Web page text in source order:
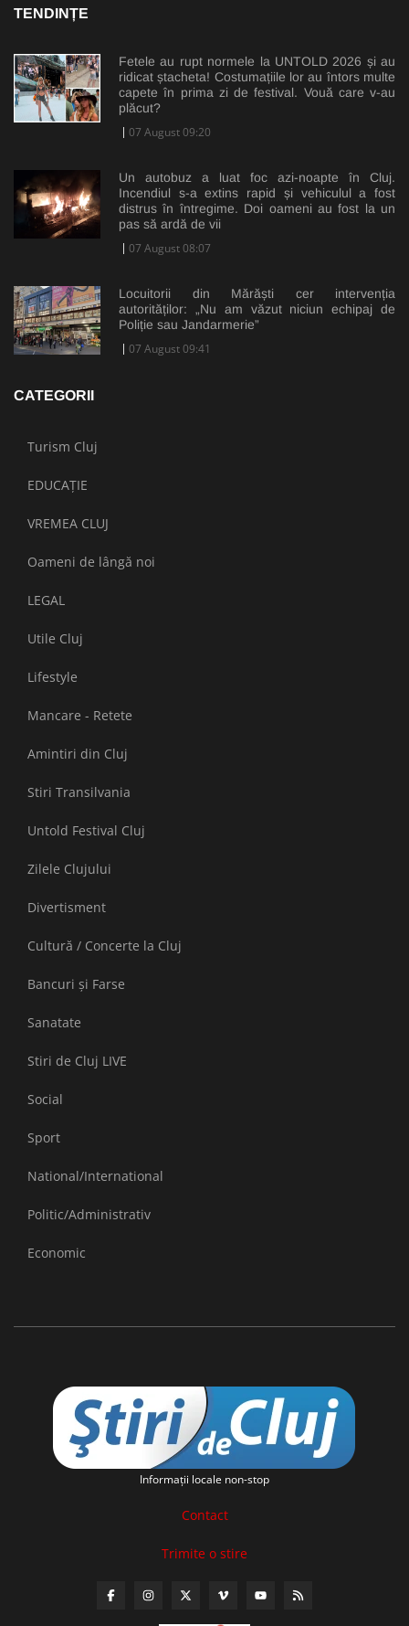
TENDINȚE
Fetele au rupt normele la UNTOLD 2026 și au
ridicat ștacheta! Costumațiile lor au întors multe
capete în prima zi de festival. Vouă care v-au
plăcut?
07 August 09:20
Un autobuz a luat foc azi-noapte în Cluj.
Incendiul s-a extins rapid și vehiculul a fost
distrus în întregime. Doi oameni au fost la un
pas să ardă de vii
07 August 08:07
Locuitorii din Mărăști cer intervenția
autorităților: „Nu am văzut niciun echipaj de
Poliție sau Jandarmerie”
07 August 09:41
CATEGORII
Turism Cluj
EDUCAȚIE
VREMEA CLUJ
Oameni de lângă noi
LEGAL
Utile Cluj
Lifestyle
Mancare - Retete
Amintiri din Cluj
Stiri Transilvania
Untold Festival Cluj
Zilele Clujului
Divertisment
Cultură / Concerte la Cluj
Bancuri și Farse
Sanatate
Stiri de Cluj LIVE
Social
Sport
National/International
Politic/Administrativ
Economic
Informaţii locale non-stop
Contact
Trimite o stire